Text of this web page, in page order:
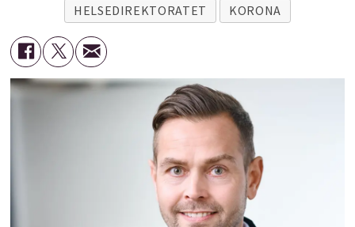
HELSEDIREKTORATET
KORONA